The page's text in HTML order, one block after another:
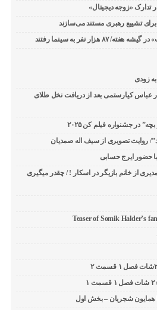
برای تشییع رهبری مستند می‌سازند
هزار نفر به سینما رفتند
زودی
عباس کیارستمی بعد از دریافت نخل طلای
در جشنواره فیلم کن ۲۰۲۵
روایت تصویری از سیف اله صمدیان
از خانم بازیگر در اسکار ! / چقدر میگیری
Teaser of Somik Halder’s
شجریان – بخش اول